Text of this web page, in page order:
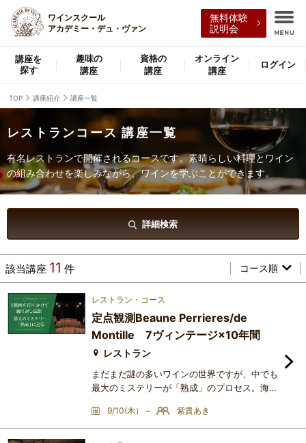
ワインスクール
アカデミー・デュ・ヴァン
無料体験
説明会
講座を
探す
趣味の
講座
資格の
講座
オンライン
講座
ログイン
TOP 講座紹介 講座一覧
レストランコース 講座一覧
有名レストランで開催されるコースです。素晴らしい料理とワイン
の組み合わせを楽しみながら、ワインを学ぶことができます。
詳細検索
該当講座 11 件 コース順
レストラン・コース
定点観測Beaune Perrieres/de
Montille 7ヴィンテージ×10年間
レストラン
まだまだ謎の多いワインの世界ですが、中でも
最大のミステリーが「熟成」のプロセス。海千
ついては「当てずっぽう」に毛が生えた程度の
推論しかできないのが現実です。とはいえ、ひ
9/10(木） ~ 紫貴あき